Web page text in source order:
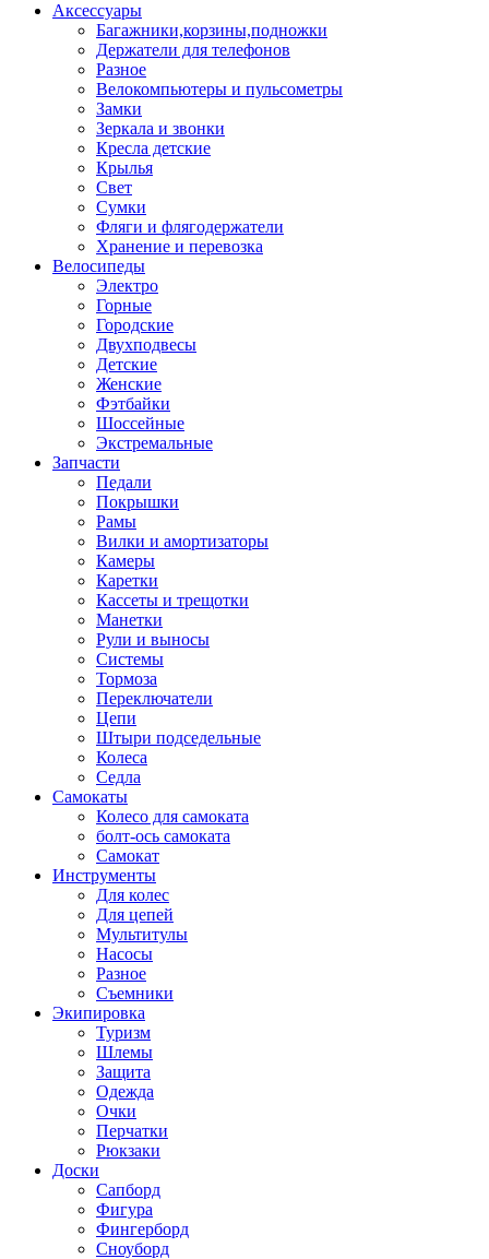
Аксессуары
Багажники,корзины,подножки
Держатели для телефонов
Разное
Велокомпьютеры и пульсометры
Замки
Зеркала и звонки
Кресла детские
Крылья
Свет
Сумки
Фляги и флягодержатели
Хранение и перевозка
Велосипеды
Электро
Горные
Городские
Двухподвесы
Детские
Женские
Фэтбайки
Шоссейные
Экстремальные
Запчасти
Педали
Покрышки
Рамы
Вилки и амортизаторы
Камеры
Каретки
Кассеты и трещотки
Манетки
Рули и выносы
Системы
Тормоза
Переключатели
Цепи
Штыри подседельные
Колеса
Седла
Самокаты
Колесо для самоката
болт-ось самоката
Самокат
Инструменты
Для колес
Для цепей
Мультитулы
Насосы
Разное
Съемники
Экипировка
Туризм
Шлемы
Защита
Одежда
Очки
Перчатки
Рюкзаки
Доски
Сапборд
Фигура
Фингерборд
Сноуборд